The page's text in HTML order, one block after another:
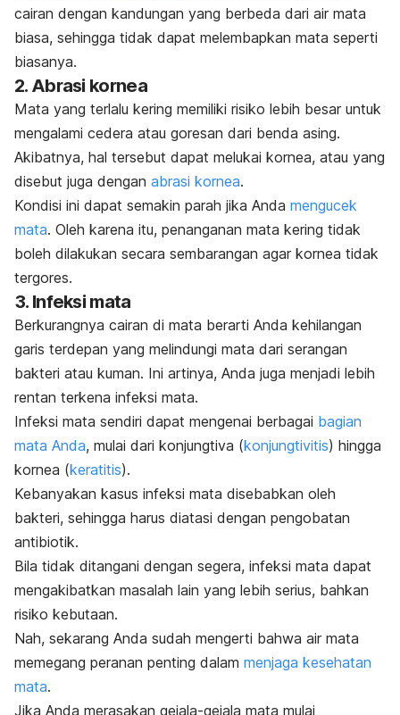
cairan dengan kandungan yang berbeda dari air mata
biasa, sehingga tidak dapat melembapkan mata seperti
biasanya.
2. Abrasi kornea
Mata yang terlalu kering memiliki risiko lebih besar untuk
mengalami cedera atau goresan dari benda asing.
Akibatnya, hal tersebut dapat melukai kornea, atau yang
disebut juga dengan abrasi kornea.
Kondisi ini dapat semakin parah jika Anda mengucek
mata. Oleh karena itu, penanganan mata kering tidak
boleh dilakukan secara sembarangan agar kornea tidak
tergores.
3. Infeksi mata
Berkurangnya cairan di mata berarti Anda kehilangan
garis terdepan yang melindungi mata dari serangan
bakteri atau kuman. Ini artinya, Anda juga menjadi lebih
rentan terkena infeksi mata.
Infeksi mata sendiri dapat mengenai berbagai bagian
mata Anda, mulai dari konjungtiva (konjungtivitis) hingga
kornea (keratitis).
Kebanyakan kasus infeksi mata disebabkan oleh
bakteri, sehingga harus diatasi dengan pengobatan
antibiotik.
Bila tidak ditangani dengan segera, infeksi mata dapat
mengakibatkan masalah lain yang lebih serius, bahkan
risiko kebutaan.
Nah, sekarang Anda sudah mengerti bahwa air mata
memegang peranan penting dalam menjaga kesehatan
mata.
Jika Anda merasakan gejala-gejala mata mulai